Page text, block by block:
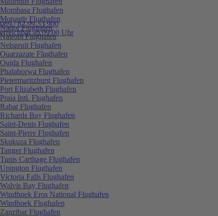
089 / 82 99 33 900
erreichbar ab 09:00 Uhr
Mombasa Flughafen
Monastir Flughafen
Nador Flughafen
Nairobi Flughafen
Nelspruit Flughafen
Ouarzazate Flughafen
Oujda Flughafen
Phalaborwa Flughafen
Pietermaritzburg Flughafen
Port Elizabeth Flughafen
Praia Intl. Flughafen
Rabat Flughafen
Richards Bay Flughafen
Saint-Denis Flughafen
Saint-Pierre Flughafen
Skukuza Flughafen
Tanger Flughafen
Tunis Carthage Flughafen
Upington Flughafen
Victoria Falls Flughafen
Walvis Bay Flughafen
Windhoek Eros National Flughafen
Windhoek Flughafen
Zanzibar Flughafen